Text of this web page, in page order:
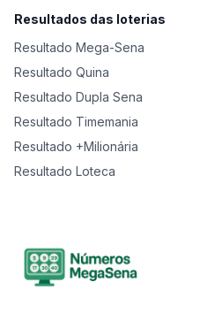
Resultados das loterias
Resultado Mega-Sena
Resultado Quina
Resultado Dupla Sena
Resultado Timemania
Resultado +Milionária
Resultado Loteca